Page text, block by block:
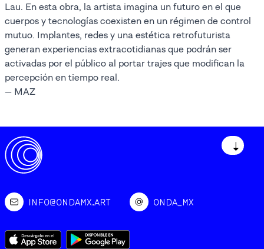
Lau. En esta obra, la artista imagina un futuro en el que
cuerpos y tecnologías coexisten en un régimen de control
mutuo. Implantes, redes y una estética retrofuturista
generan experiencias extracotidianas que podrán ser
activadas por el público al portar trajes que modifican la
percepción en tiempo real.
— MAZ
↓
INFO@ONDAMX.ART ONDA_MX